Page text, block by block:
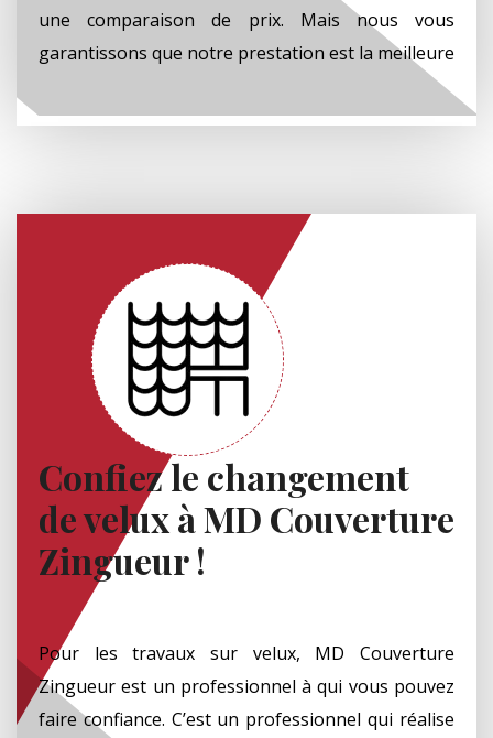
une comparaison de prix. Mais nous vous
garantissons que notre prestation est la meilleure
Confiez le changement
de velux à MD Couverture
Zingueur !
Pour les travaux sur velux, MD Couverture
Zingueur est un professionnel à qui vous pouvez
faire confiance. C’est un professionnel qui réalise